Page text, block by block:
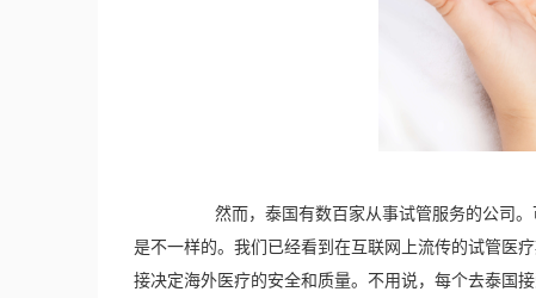
然而，泰国有数百家从事试管服务的公司。
是不一样的。我们已经看到在互联网上流传的试管医
接决定海外医疗的安全和质量。不用说，每个去泰国